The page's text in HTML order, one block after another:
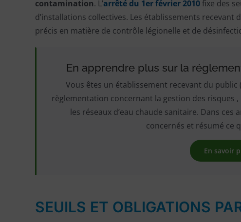
contamination. L’arrêté du 1er février 2010fixe des
d’installations collectives. Les établissements
précis en matière de contrôle légionelle et de
En apprendre plus sur la
Vous êtes un établissement recevant du public
règlementation concernant la gestion des risques
les réseaux d’eau chaude sanitaire. Dans
concernés et résumé ce
En savoir
SEUILS ET OBLIGATIONS